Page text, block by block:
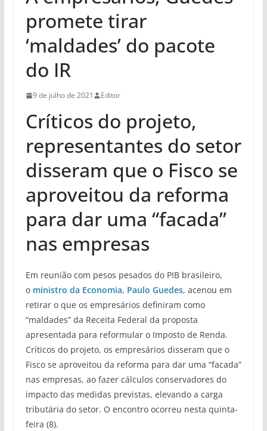
promete tirar
‘maldades’ do pacote
do IR
9 de julho de 2021 Editor
Críticos do projeto,
representantes do setor
disseram que o Fisco se
aproveitou da reforma
para dar uma “facada”
nas empresas
Em reunião com pesos pesados do PIB brasileiro,
o ministro da Economia, Paulo Guedes, acenou em
retirar o que os empresários definiram como
“maldades” da Receita Federal da proposta
apresentada para reformular o Imposto de Renda.
Críticos do projeto, os empresários disseram que o
Fisco se aproveitou da reforma para dar uma “facada”
nas empresas, ao fazer cálculos conservadores do
impacto das medidas previstas, elevando a carga
tributária do setor. O encontro ocorreu nesta quinta-
feira (8).